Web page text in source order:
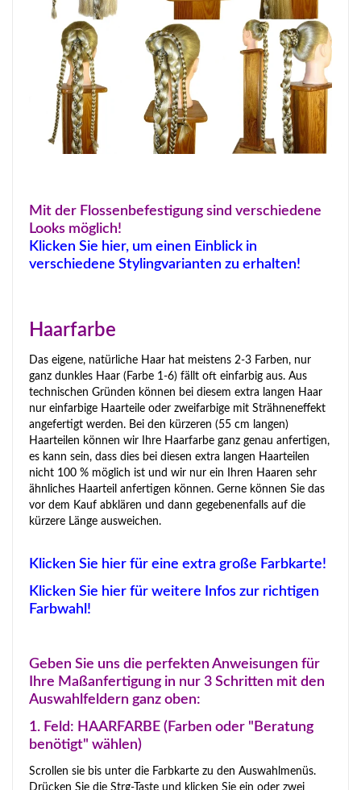
Mit der Flossenbefestigung sind verschiedene
Looks möglich!
Klicken Sie hier, um einen Einblick in
verschiedene Stylingvarianten zu erhalten!
Haarfarbe
Das eigene, natürliche Haar hat meistens 2-3 Farben, nur
ganz dunkles Haar (Farbe 1-6) fällt oft einfarbig aus. Aus
technischen Gründen können bei diesem extra langen Haar
nur einfarbige Haarteile oder zweifarbige mit Strähneneffekt
angefertigt werden. Bei den kürzeren (55 cm langen)
Haarteilen können wir Ihre Haarfarbe ganz genau anfertigen,
es kann sein, dass dies bei diesen extra langen Haarteilen
nicht 100 % möglich ist und wir nur ein Ihren Haaren sehr
ähnliches Haarteil anfertigen können. Gerne können Sie das
vor dem Kauf abklären und dann gegebenenfalls auf die
kürzere Länge ausweichen.
Klicken Sie hier für eine extra große Farbkarte!
Klicken Sie hier für weitere Infos zur richtigen
Farbwahl!
Geben Sie uns die perfekten Anweisungen für
Ihre Maßanfertigung in nur 3 Schritten mit den
Auswahlfeldern ganz oben:
1. Feld: HAARFARBE (Farben oder "Beratung
benötigt" wählen)
Scrollen sie bis unter die Farbkarte zu den Auswahlmenüs.
Drücken Sie die Strg-Taste und klicken Sie ein oder zwei